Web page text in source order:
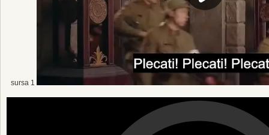
sursa 1